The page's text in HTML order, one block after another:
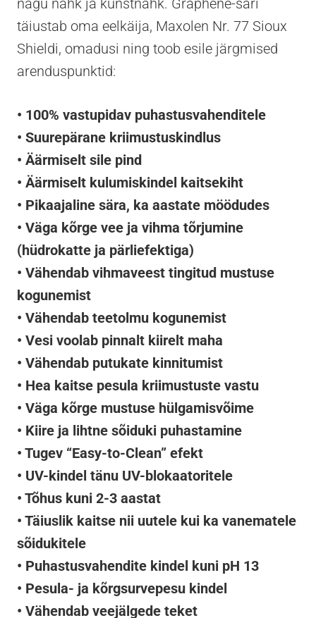
täiustab oma eelkäija, Maxolen Nr. 77 Sioux
Shieldi, omadusi ning toob esile järgmised
arenduspunktid:
• 100% vastupidav puhastusvahenditele
• Suurepärane kriimustuskindlus
• Äärmiselt sile pind
• Äärmiselt kulumiskindel kaitsekiht
• Pikaajaline sära, ka aastate möödudes
• Väga kõrge vee ja vihma tõrjumine
(hüdrokatte ja pärliefektiga)
• Vähendab vihmaveest tingitud mustuse
kogunemist
• Vähendab teetolmu kogunemist
• Vesi voolab pinnalt kiirelt maha
• Vähendab putukate kinnitumist
• Hea kaitse pesula kriimustuste vastu
• Väga kõrge mustuse hülgamisvõime
• Kiire ja lihtne sõiduki puhastamine
• Tugev “Easy-to-Clean” efekt
• UV-kindel tänu UV-blokaatoritele
• Tõhus kuni 2-3 aastat
• Täiuslik kaitse nii uutele kui ka vanematele
sõidukitele
• Puhastusvahendite kindel kuni pH 13
• Pesula- ja kõrgsurvepesu kindel
• Vähendab veejälgede teket